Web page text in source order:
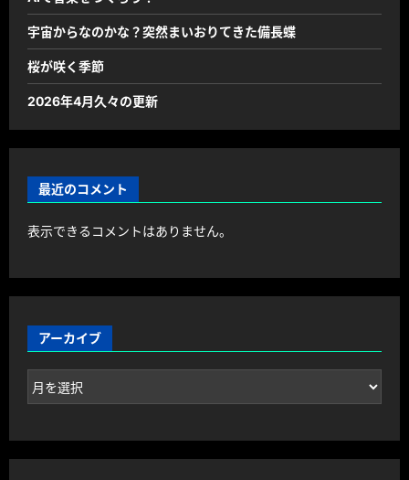
宇宙からなのかな？突然まいおりてきた備長蝶
桜が咲く季節
2026年4月久々の更新
最近のコメント
表示できるコメントはありません。
アーカイブ